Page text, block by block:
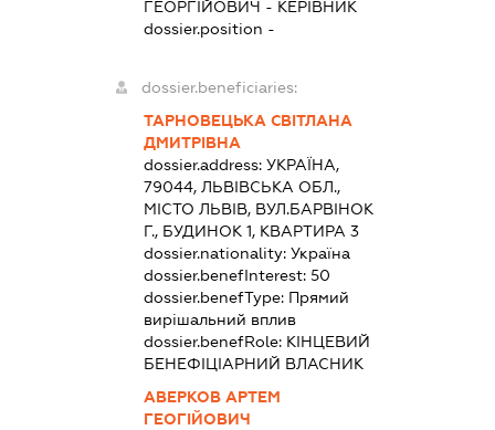
ГЕОРГІЙОВИЧ - КЕРІВНИК
dossier.position -
dossier.beneficiaries:
ТАРНОВЕЦЬКА СВІТЛАНА
ДМИТРІВНА
dossier.address:УКРАЇНА,
79044, ЛЬВІВСЬКА ОБЛ.,
МІСТО ЛЬВІВ, ВУЛ.БАРВІНОК
Г., БУДИНОК 1, КВАРТИРА 3
dossier.nationality:Україна
dossier.benefInterest:50
dossier.benefType: Прямий
вирішальний вплив
dossier.benefRole: КІНЦЕВИЙ
БЕНЕФІЦІАРНИЙ ВЛАСНИК
АВЕРКОВ АРТЕМ
ГЕОГІЙОВИЧ